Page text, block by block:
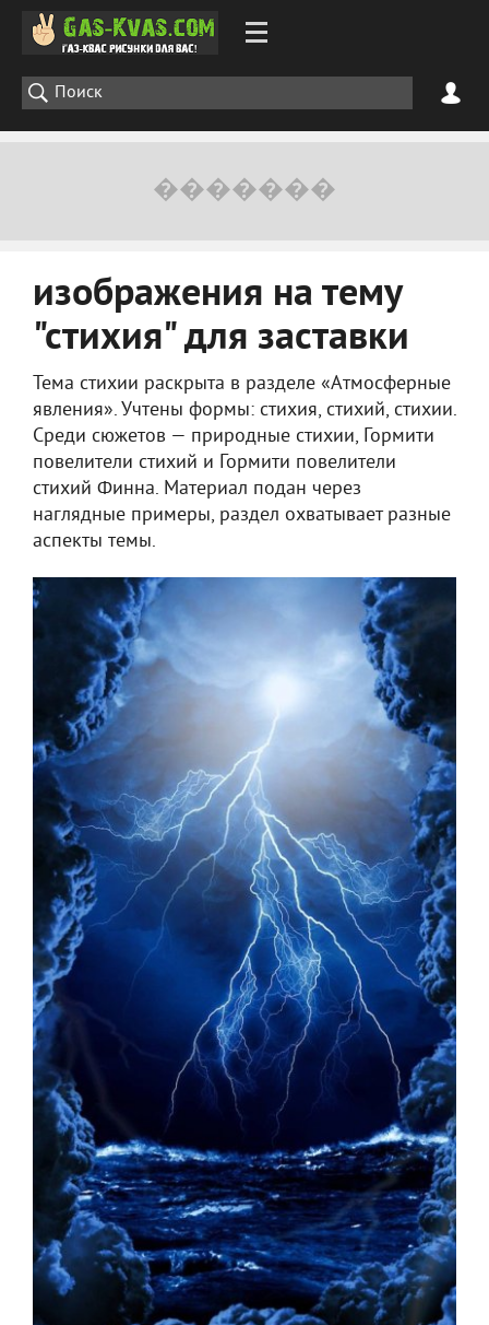
изображения на тему
"стихия" для заставки
Тема стихии раскрыта в разделе «Атмосферные
явления». Учтены формы: стихия, стихий, стихии.
Среди сюжетов — природные стихии, Гормити
повелители стихий и Гормити повелители
стихий Финна. Материал подан через
наглядные примеры, раздел охватывает разные
аспекты темы.